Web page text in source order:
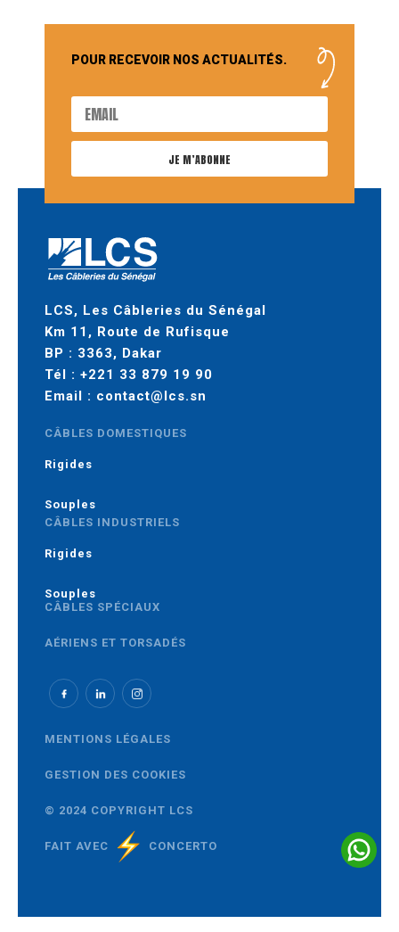
POUR RECEVOIR NOS ACTUALITÉS.
JE M’ABONNE
LCS, Les Câbleries du Sénégal
Km 11, Route de Rufisque
BP : 3363, Dakar
Tél : +221 33 879 19 90
Email : contact@lcs.sn
CÂBLES DOMESTIQUES
Rigides
Souples
CÂBLES INDUSTRIELS
Rigides
Souples
CÂBLES SPÉCIAUX
AÉRIENS ET TORSADÉS
MOYENNE TENSION
MENTIONS LÉGALES
GESTION DES COOKIES
© 2024 COPYRIGHT LCS
FAIT AVEC CONCERTO